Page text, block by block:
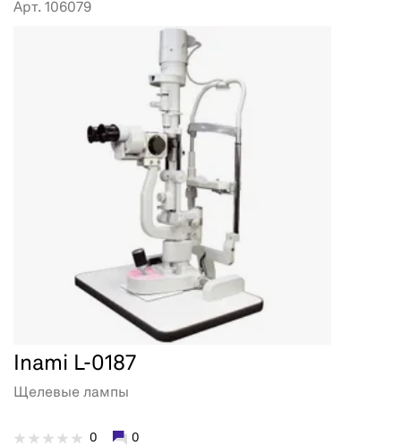
Арт. 106079
Inami L-0187
Щелевые лампы
0 0